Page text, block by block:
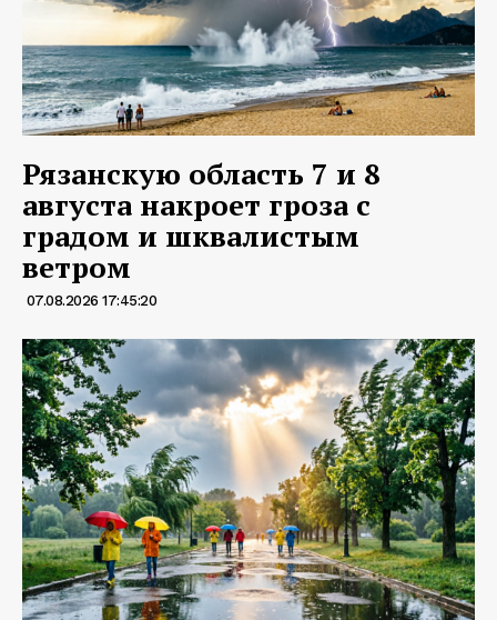
Рязанскую область 7 и 8
августа накроет гроза с
градом и шквалистым
ветром
07.08.2026 17:45:20